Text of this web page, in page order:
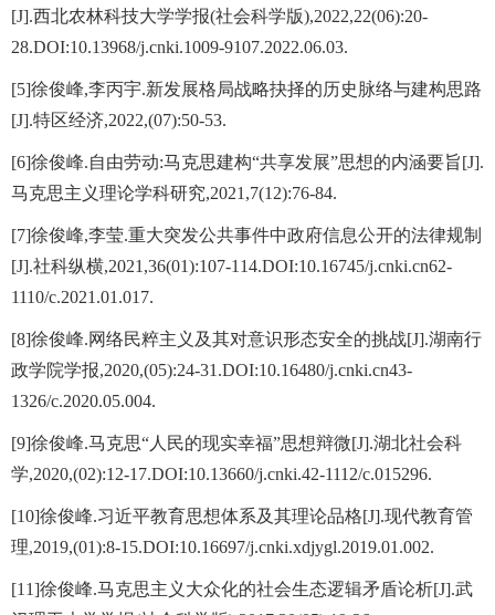
[J].西北农林科技大学学报(社会科学版),2022,22(06):20-
28.DOI:10.13968/j.cnki.1009-9107.2022.06.03.
[5]徐俊峰,李丙宇.新发展格局战略抉择的历史脉络与建构思路
[J].特区经济,2022,(07):50-53.
[6]徐俊峰.自由劳动:马克思建构“共享发展”思想的内涵要旨[J].
马克思主义理论学科研究,2021,7(12):76-84.
[7]徐俊峰,李莹.重大突发公共事件中政府信息公开的法律规制
[J].社科纵横,2021,36(01):107-114.DOI:10.16745/j.cnki.cn62-
1110/c.2021.01.017.
[8]徐俊峰.网络民粹主义及其对意识形态安全的挑战[J].湖南行
政学院学报,2020,(05):24-31.DOI:10.16480/j.cnki.cn43-
1326/c.2020.05.004.
[9]徐俊峰.马克思“人民的现实幸福”思想辩微[J].湖北社会科
学,2020,(02):12-17.DOI:10.13660/j.cnki.42-1112/c.015296.
[10]徐俊峰.习近平教育思想体系及其理论品格[J].现代教育管
理,2019,(01):8-15.DOI:10.16697/j.cnki.xdjygl.2019.01.002.
[11]徐俊峰.马克思主义大众化的社会生态逻辑矛盾论析[J].武